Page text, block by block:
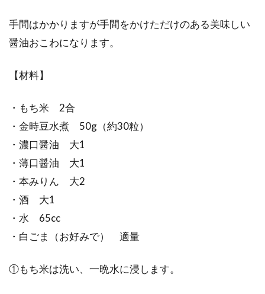
手間はかかりますが手間をかけただけのある美味しい
醤油おこわになります。
【材料】
・もち米 2合
・金時豆水煮 50g（約30粒）
・濃口醤油 大1
・薄口醤油 大1
・本みりん 大2
・酒 大1
・水 65cc
・白ごま（お好みで） 適量
①もち米は洗い、一晩水に浸します。